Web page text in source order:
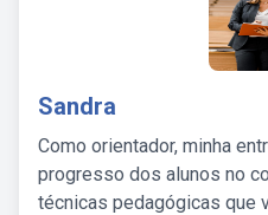
Sandra
Como orientador, minha
progresso dos alunos no
técnicas pedagógicas que